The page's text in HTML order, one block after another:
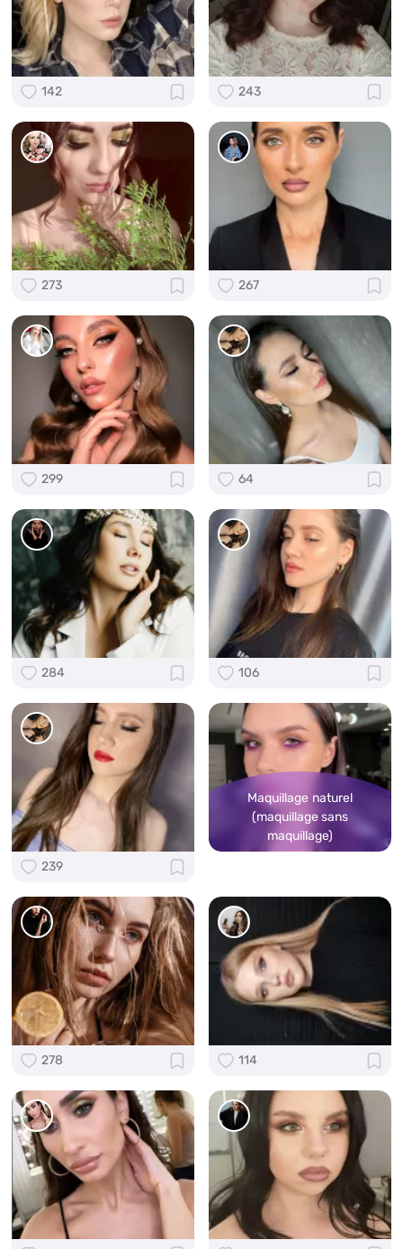
142 243
273 267
299 64
284 106
239
Maquillage naturel
(maquillage sans
maquillage)
278 114